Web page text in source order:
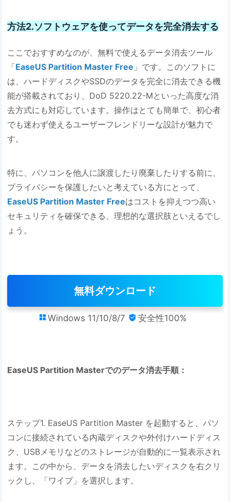
方法2.ソフトウェアを使ってデータを完全消去する
ここでおすすめなのが、無料で使えるデータ消去ツール
「EaseUS Partition Master Free 」です。このソフトに
は、ハードディスクやSSDのデータを完全に消去できる機
能が搭載されており、DoD 5220.22-Mといった高度な消
去方式にも対応しています。操作はとても簡単で、初心者
でも迷わず使えるユーザーフレンドリーな設計が魅力で
す。
特に、パソコンを他人に譲渡したり廃棄したりする前に、
プライバシーを保護したいと考えている方にとって、
EaseUS Partition Master Freeはコストを抑えつつ高い
セキュリティを確保できる、理想的な選択肢といえるでし
ょう。
無料ダウンロード
 Windows 11/10/8/7  安全性100%
EaseUS Partition Masterでのデータ消去手順：
ステップ1. EaseUS Partition Master を起動すると、パソ
コンに接続されている内蔵ディスクや外付けハードディス
ク、USBメモリなどのストレージが自動的に一覧表示され
ます。この中から、データを消去したいディスクを右クリ
ックし、「ワイプ」を選択します。